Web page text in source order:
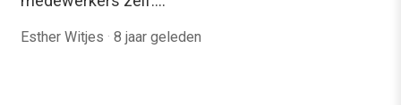
Esther Witjes · 8 jaar geleden